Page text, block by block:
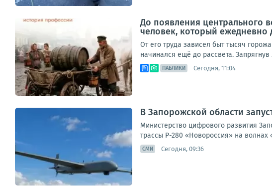
До появления центрального
человек, который ежедневно
От его труда зависел быт тысяч
начинался ещё до рассвета.
ПАБЛИКИ Сегодня, 11:04
В Запорожской области
Министерство цифрового развития
трассы Р-280 «Новороссия» на
СМИ Сегодня, 09:36